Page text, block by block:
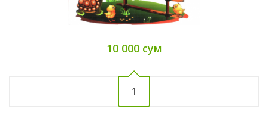
10 000 сум
1